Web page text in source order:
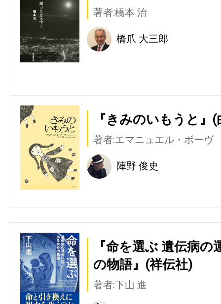
著者:橋本 治
橋爪 大三郎
『きみのいもうと』
著者:エマニュエル・ボーヴ
陣野 俊史
『命を選ぶ 遺伝病
の物語』(祥伝社)
著者:下山 進